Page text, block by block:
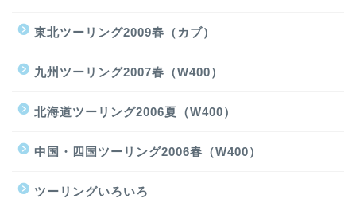
東北ツーリング2009春（カブ）
九州ツーリング2007春（W400）
北海道ツーリング2006夏（W400）
中国・四国ツーリング2006春（W400）
ツーリングいろいろ